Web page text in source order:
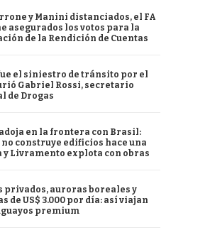
y Manini distanciados, el FA
asegurados los votos para la
de la Rendición de Cuentas
el siniestro de tránsito por el
Gabriel Rossi, secretario
de Drogas
en la frontera con Brasil:
construye edificios hace una
y Livramento explota con obras
privados, auroras boreales y
de US$ 3.000 por día: así viajan
premium